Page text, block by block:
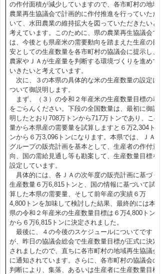
の作付面積が減少していますので、各市町村の地域
農業再生協議会で計画的に作付推進を行っていただ
いて、水田農業の維持拡大を図っていただきたいと
考えています。このために、県の農業再生協議会で
は、今後とも県産米の需要動向を踏まえた生産の目
安としての生産数量を各市町村の協議会に提示し、
農家やＪＡが生産量を判断する環境づくりを進めて
いきたいと考えています。
次に、３の本県の具体的な米の生産数量の設定に
ついて御説明します。
まず、（３）の令和２年産米の生産数量目標の表
をごらんください。下段の全国数量は、最初に御説
明したとおり708万トンから717万トンであり、この
量から本県産の需要量を試算しますと６万2,304ト
ンから６万3,096トンになります。本県では、ＪＡ
グループの販売計画を基本として、生産者の作付意
向、国の需給見通し等も勘案して、生産数量目標を
設定しています。
具体的には、各ＪＡの次年度の販売計画に基づく
生産数量６万6,815トンと、国の情報に基づいて試
算した本県の需要量、そして前年産の実績６万
4,800トンを加味して検討した結果、最終的には本
県の令和２年産米の生産数量目標は６万4,800トン
から６万6,815トンに決定されました。
最後に、４の今後のスケジュールについてです
が、昨日の協議会総会で生産数量目標が正式に決定
されましたので、直ちに各市町村の地域再生協議会
に通知されています。さらに、各市町村の協議会の
判断により、集落、あるいは生産者に生産数量目標